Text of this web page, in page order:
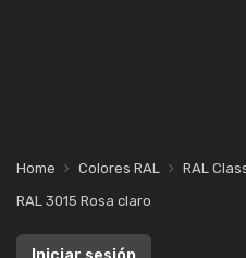
Home Colores RAL RAL
RAL 3015 Rosa claro